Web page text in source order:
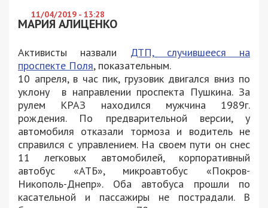
11/04/2019 - 13:28
МАРИЯ АЛИЦЕНКО
Активисты назвали ДТП, случившееся на
проспекте Поля, показательным.
10 апреля, в час пик, грузовик двигался вниз по
уклону в направлении проспекта Пушкина. За
рулем КРАЗ находился мужчина 1989г.
рождения. По предварительной версии, у
автомобиля отказали тормоза и водитель не
справился с управлением. На своем пути он снес
11 легковых автомобилей, корпоративный
автобус «АТБ», микроавтобус «Покров-
Никополь-Днепр». Оба автобуса прошли по
касательной и пассажиры не пострадали. В